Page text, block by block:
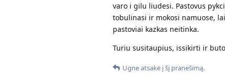
varo i gilu liudesi. Pastovus
tobulinasi ir mokosi namuose,
pastoviai kazkas neitinka.
Turiu susitaupius, issikirti ir
Ugneatsakė į šį pranešimą.